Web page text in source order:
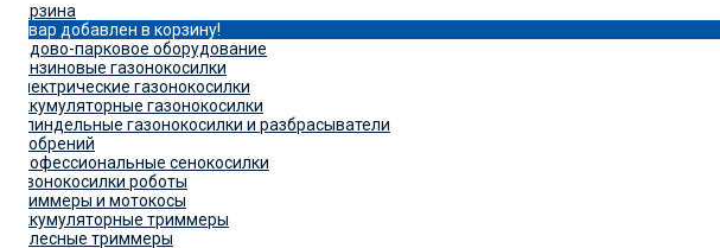
Корзина
Товар добавлен в корзину!
Садово-парковое оборудование
Бензиновые газонокосилки
Электрические газонокосилки
Аккумуляторные газонокосилки
Шпиндельные газонокосилки и разбрасыватели
удобрений
Профессиональные сенокосилки
Газонокосилки роботы
Триммеры и мотокосы
Аккумуляторные триммеры
Колесные триммеры